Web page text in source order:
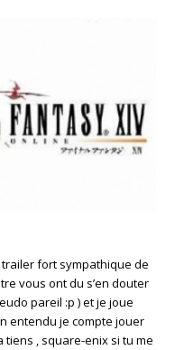
fort sympathique de
vous ont du s’en douter
pareil :p ) et je joue
entendu je compte jouer
, square-enix si tu me